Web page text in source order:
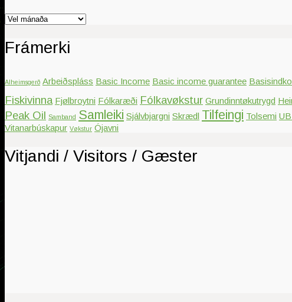
Arkiv
Frámerki
Alheimsgerð Arbeiðspláss Basic Income Basic income guarantee
Fiskivinna Fjølbroytni Fólkaræði Fólkavøkstur Grundinntøkutrygd
Peak Oil Samband Samleiki Sjálvbjargni Skrædl Tilfeingi Tolsemi
Vitanarbúskapur Vøkstur Ójavni
Vitjandi / Visitors / Gæster